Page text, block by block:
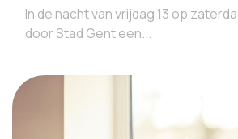
In de nacht van vrijdag 13 op
door Stad Gent een...